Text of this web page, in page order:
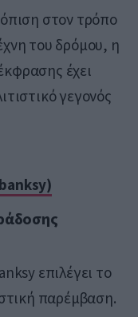
στον τρόπο
του δρόμου, η
έχει
γεγονός
επιλέγει το
παρέμβαση.